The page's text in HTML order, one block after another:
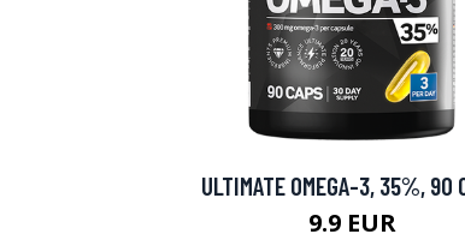
ULTIMATE OMEGA-3, 35%, 90
9.9 EUR
Kaikki